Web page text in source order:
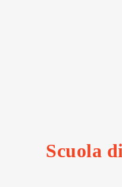
Scuola